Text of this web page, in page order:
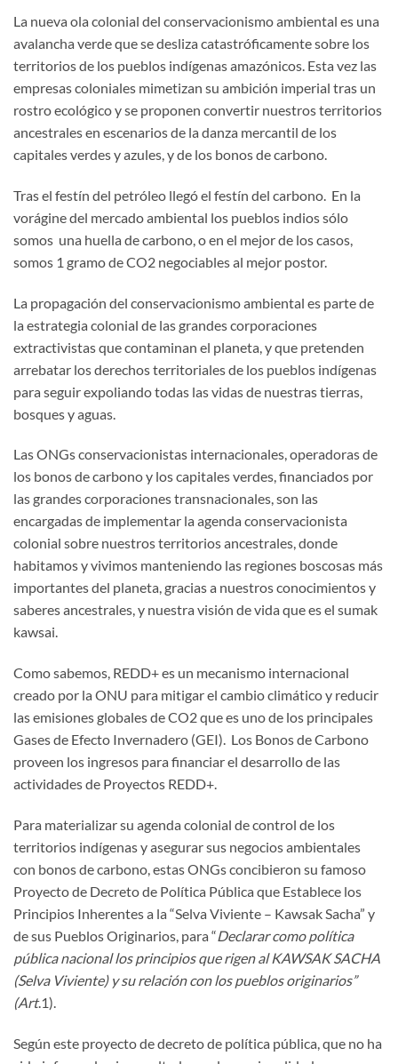
La nueva ola colonial del conservacionismo ambiental es una
avalancha verde que se desliza catastróficamente sobre los
territorios de los pueblos indígenas amazónicos. Esta vez las
empresas coloniales mimetizan su ambición imperial tras un
rostro ecológico y se proponen convertir nuestros territorios
ancestrales en escenarios de la danza mercantil de los
capitales verdes y azules, y de los bonos de carbono.
Tras el festín del petróleo llegó el festín del carbono. En la
vorágine del mercado ambiental los pueblos indios sólo
somos una huella de carbono, o en el mejor de los casos,
somos 1 gramo de CO2 negociables al mejor postor.
La propagación del conservacionismo ambiental es parte de
la estrategia colonial de las grandes corporaciones
extractivistas que contaminan el planeta, y que pretenden
arrebatar los derechos territoriales de los pueblos indígenas
para seguir expoliando todas las vidas de nuestras tierras,
bosques y aguas.
Las ONGs conservacionistas internacionales, operadoras de
los bonos de carbono y los capitales verdes, financiados por
las grandes corporaciones transnacionales, son las
encargadas de implementar la agenda conservacionista
colonial sobre nuestros territorios ancestrales, donde
habitamos y vivimos manteniendo las regiones boscosas más
importantes del planeta, gracias a nuestros conocimientos y
saberes ancestrales, y nuestra visión de vida que es el sumak
kawsai.
Como sabemos, REDD+ es un mecanismo internacional
creado por la ONU para mitigar el cambio climático y reducir
las emisiones globales de CO2 que es uno de los principales
Gases de Efecto Invernadero (GEI). Los Bonos de Carbono
proveen los ingresos para financiar el desarrollo de las
actividades de Proyectos REDD+.
Para materializar su agenda colonial de control de los
territorios indígenas y asegurar sus negocios ambientales
con bonos de carbono, estas ONGs concibieron su famoso
Proyecto de Decreto de Política Pública que Establece los
Principios Inherentes a la “Selva Viviente – Kawsak Sacha” y
de sus Pueblos Originarios, para “Declarar como política
pública nacional los principios que rigen al KAWSAK SACHA
(Selva Viviente) y su relación con los pueblos originarios”
(Art.1).
Según este proyecto de decreto de política pública, que no ha